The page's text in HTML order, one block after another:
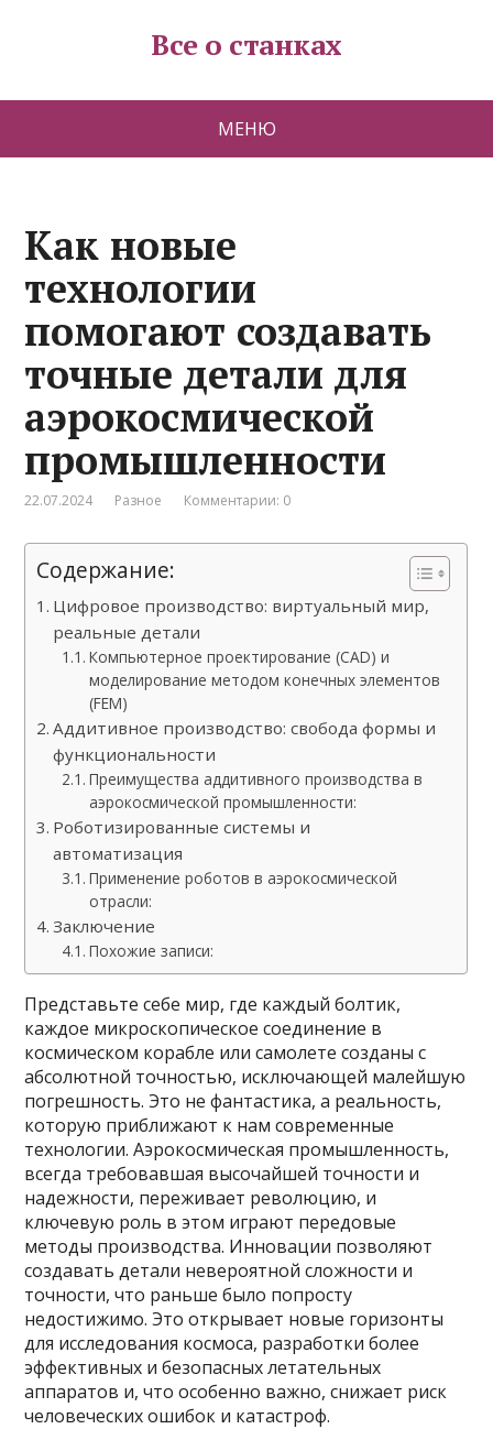
Все о станках
МЕНЮ
Как новые
технологии
помогают создавать
точные детали для
аэрокосмической
промышленности
22.07.2024 Разное Комментарии: 0
Содержание:
Цифровое производство: виртуальный мир,
реальные детали
Компьютерное проектирование (CAD) и
моделирование методом конечных элементов
(FEM)
Аддитивное производство: свобода формы и
функциональности
Преимущества аддитивного производства в
аэрокосмической промышленности:
Роботизированные системы и
автоматизация
Применение роботов в аэрокосмической
отрасли:
Заключение
Похожие записи:
Представьте себе мир, где каждый болтик,
каждое микроскопическое соединение в
космическом корабле или самолете созданы с
абсолютной точностью, исключающей малейшую
погрешность. Это не фантастика, а реальность,
которую приближают к нам современные
технологии. Аэрокосмическая промышленность,
всегда требовавшая высочайшей точности и
надежности, переживает революцию, и
ключевую роль в этом играют передовые
методы производства. Инновации позволяют
создавать детали невероятной сложности и
точности, что раньше было попросту
недостижимо. Это открывает новые горизонты
для исследования космоса, разработки более
эффективных и безопасных летательных
аппаратов и, что особенно важно, снижает риск
человеческих ошибок и катастроф.